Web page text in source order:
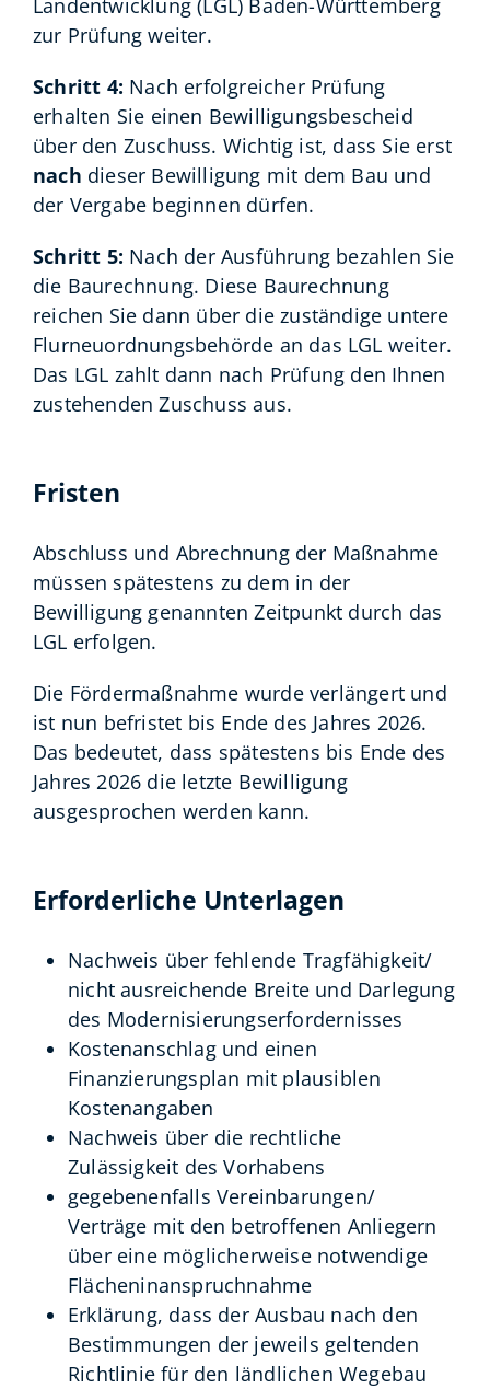
Landentwicklung (LGL) Baden-Württemberg
zur Prüfung weiter.
Schritt 4: Nach erfolgreicher Prüfung
erhalten Sie einen Bewilligungsbescheid
über den Zuschuss. Wichtig ist, dass Sie erst
nach dieser Bewilligung mit dem Bau und
der Vergabe beginnen dürfen.
Schritt 5: Nach der Ausführung bezahlen Sie
die Baurechnung. Diese Baurechnung
reichen Sie dann über die zuständige untere
Flurneuordnungsbehörde an das LGL weiter.
Das LGL zahlt dann nach Prüfung den Ihnen
zustehenden Zuschuss aus.
Fristen
Abschluss und Abrechnung der Maßnahme
müssen spätestens zu dem in der
Bewilligung genannten Zeitpunkt durch das
LGL erfolgen.
Die Fördermaßnahme wurde verlängert und
ist nun befristet bis Ende des Jahres 2026.
Das bedeutet, dass spätestens bis Ende des
Jahres 2026 die letzte Bewilligung
ausgesprochen werden kann.
Erforderliche Unterlagen
Nachweis über fehlende Tragfähigkeit/
nicht ausreichende Breite und Darlegung
des Modernisierungserfordernisses
Kostenanschlag und einen
Finanzierungsplan mit plausiblen
Kostenangaben
Nachweis über die rechtliche
Zulässigkeit des Vorhabens
gegebenenfalls Vereinbarungen/
Verträge mit den betroffenen Anliegern
über eine möglicherweise notwendige
Flächeninanspruchnahme
Erklärung, dass der Ausbau nach den
Bestimmungen der jeweils geltenden
Richtlinie für den ländlichen Wegebau